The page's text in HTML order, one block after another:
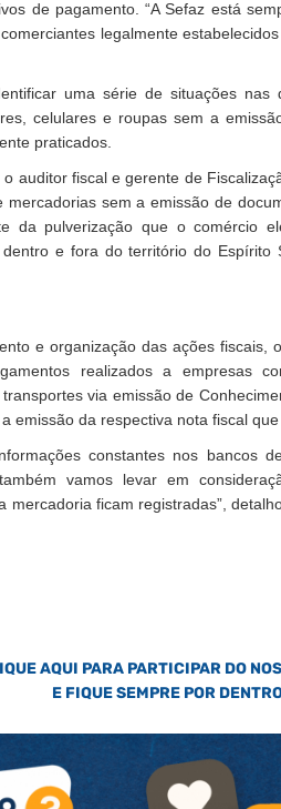
de pagamento. “A Sefaz está
legalmente
uma série de situações
celulares e roupas sem a
praticados.
auditor fiscal e gerente de
mercadorias sem a emissão de
da pulverização que o comércio
e fora do território do Espírito
e organização das ações
realizados a empresas
via emissão de
emissão da respectiva nota fiscal
constantes nos bancos
vamos levar em
mercadoria ficam registradas”,
AQUI PARA PARTICIPAR DO
E FIQUE SEMPRE POR